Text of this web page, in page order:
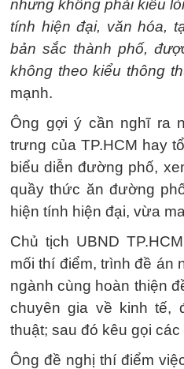
nhưng không phải kiểu
tính hiện đại, văn hóa,
bản sắc thành phố,
không theo kiểu thông
mạnh.
Ông gợi ý cần nghĩ ra
trưng của TP.HCM hay
biểu diễn đường phố,
quầy thức ăn đường
hiện tính hiện đại, vừa
Chủ tịch UBND
mối thí điểm, trình đề án
ngành cùng hoàn thiện
chuyên gia về kinh tế,
thuật; sau đó kêu gọi
Ông đề nghị thí điểm